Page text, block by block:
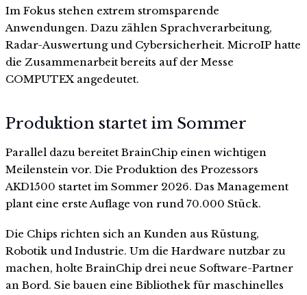
Im Fokus stehen extrem stromsparende
Anwendungen. Dazu zählen Sprachverarbeitung,
Radar-Auswertung und Cybersicherheit. MicroIP hatte
die Zusammenarbeit bereits auf der Messe
COMPUTEX angedeutet.
Produktion startet im Sommer
Parallel dazu bereitet BrainChip einen wichtigen
Meilenstein vor. Die Produktion des Prozessors
AKD1500 startet im Sommer 2026. Das Management
plant eine erste Auflage von rund 70.000 Stück.
Die Chips richten sich an Kunden aus Rüstung,
Robotik und Industrie. Um die Hardware nutzbar zu
machen, holte BrainChip drei neue Software-Partner
an Bord. Sie bauen eine Bibliothek für maschinelles